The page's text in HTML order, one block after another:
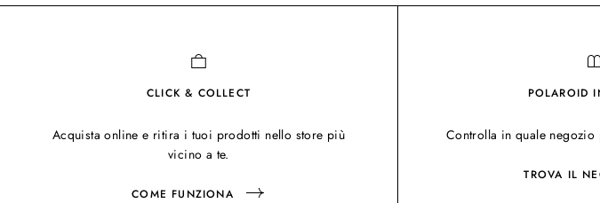
CLICK & COLLECT
Acquista online e ritira i tuoi prodotti nello store più
vicino a te.
COME FUNZIONA
POLAROID
Controlla in quale
TROVA IL